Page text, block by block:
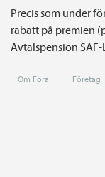
Precis som under
rabatt på premien
Avtals­pension SAF-
Om Fora Företag